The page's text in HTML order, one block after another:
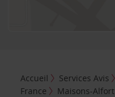
Accueil Services Avis
France
Maisons-Alfort